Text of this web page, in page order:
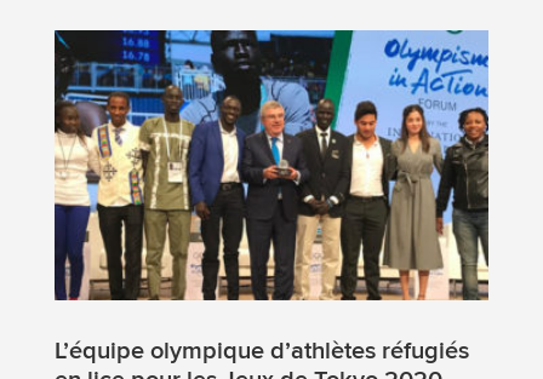
L’équipe olympique d’athlètes réfugiés